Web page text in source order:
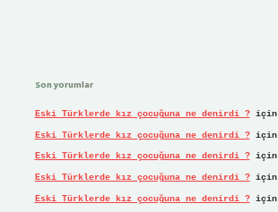
Son yorumlar
Eski Türklerde kız çocuğuna ne denirdi ?için
Eski Türklerde kız çocuğuna ne denirdi ?için
Eski Türklerde kız çocuğuna ne denirdi ?için
Eski Türklerde kız çocuğuna ne denirdi ?için
Eski Türklerde kız çocuğuna ne denirdi ?için